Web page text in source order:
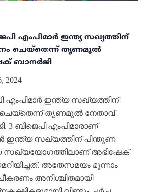
എംപിമാര്‍ ഇന്ത്യ സഖ്യത്തിന്
ചെയ്തെന്ന് തൃണമൂല്‍
ബാനര്‍ജി
2024
എംപിമാര്‍ ഇന്ത്യ സഖ്യത്തിന്
ചെയ്തെന്ന് തൃണമൂല്‍ നേതാവ്
3 ബിജെപി എംപിമാരാണ്
ഇന്ത്യ സഖ്യത്തിന് പിന്തുണ
സഖ്യയോഗത്തിലാണ് അഭിഷേക്
അതേസമയം മൂന്നാം
അനിശ്ചിതമായി